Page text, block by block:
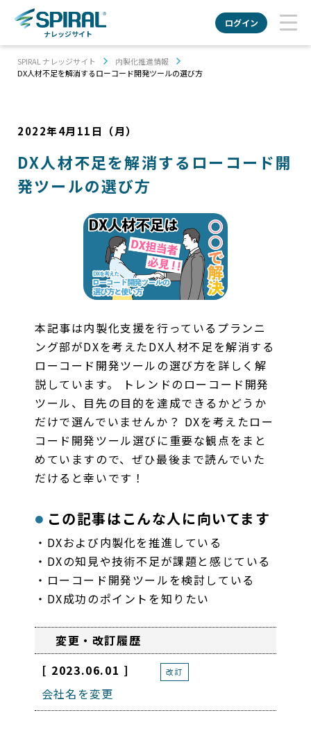
ナレッジサイト
ログイン
SPIRAL ナレッジサイト
内製化推進情報
DX人材不足を解消するローコード開発ツールの選び方
2022年4月11日（月）
DX人材不足を解消するローコード開
発ツールの選び方
本記事は内製化支援を行っているプランニ
ング部がDXを考えたDX人材不足を解消する
ローコード開発ツールの選び方を詳しく解
説しています。 トレンドのローコード開発
ツール、目先の目的を達成できるかどうか
だけで選んでいませんか？ DXを考えたロー
コード開発ツール選びに重要な観点をまと
めていますので、ぜひ最後まで読んでいた
だけると幸いです！
この記事はこんな人に向いてます
・DXおよび内製化を推進している
・DXの知見や技術不足が課題と感じている
・ローコード開発ツールを検討している
・DX成功のポイントを知りたい
変更・改訂履歴
[ 2023.06.01 ]
改訂
会社名を変更